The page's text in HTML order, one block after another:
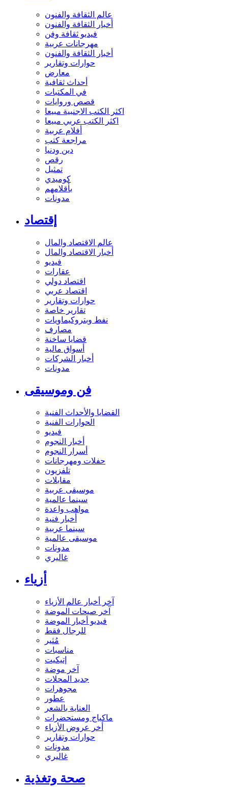
عالم الثقافة والفنون
أخبار الثقافة والفنون
فيديو ثقافة وفن
مهرجانات عربية
أخبار الثقافة والفنون
حوارات وتقارير
معارض
أحداث ثقافية
في المكتبات
قصص وروايات
اكثر الكتب الاجنبية مبيعا
اكثر الكتب عربي مبيعا
أفلام عربية
مراجعة كتب
دين ودنيا
رقص
تمثيل
كوميدي
بأقلامهم
مدونات
إقتصاد
عالم الاقتصاد والمال
أخبار الاقتصاد والمال
فيديو
عقارات
اقتصاد دولي
اقتصاد عربي
حوارات وتقارير
تقارير خاصة
نفط وبتروكيماويات
مصارف
قضايا ساخنة
أسواق مالية
أخبار الشركات
مدونات
فن وموسيقى
القضايا والأحداث الفنية
الحوارات الفنية
فيديو
أخبار النجوم
أسرار النجوم
حفلات ومهرجانات
تلفزيون
مقابلات
موسيقى عربية
سينما عالمية
مواهب واعدة
أخبار فنية
سينما عربية
موسيقى عالمية
مدونات
غاليري
أزياء
آخر أخبار عالم الأزياء
آخر صيحات الموضة
فيديو أخبار الموضة
للرجال فقط
مُثير
مناسبات
إتيكيت
آخر موضة
جديد المحلات
مجوهرات
عطور
العناية بالشعر
ماكياج ومستحضرات
أخر عروض الأزياء
حوارات وتقارير
مدونات
غاليري
صحة وتغذية